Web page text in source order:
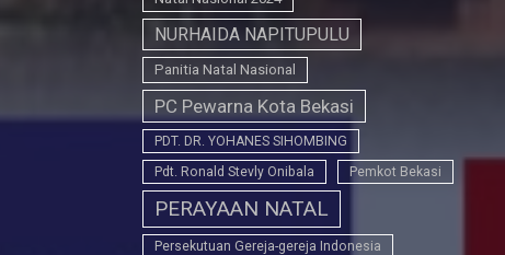
NURHAIDA NAPITUPULU
Panitia Natal Nasional
PC Pewarna Kota Bekasi
PDT. DR. YOHANES SIHOMBING
Pdt. Ronald Stevly Onibala
Pemkot Bekasi
PERAYAAN NATAL
Persekutuan Gereja-gereja Indonesia